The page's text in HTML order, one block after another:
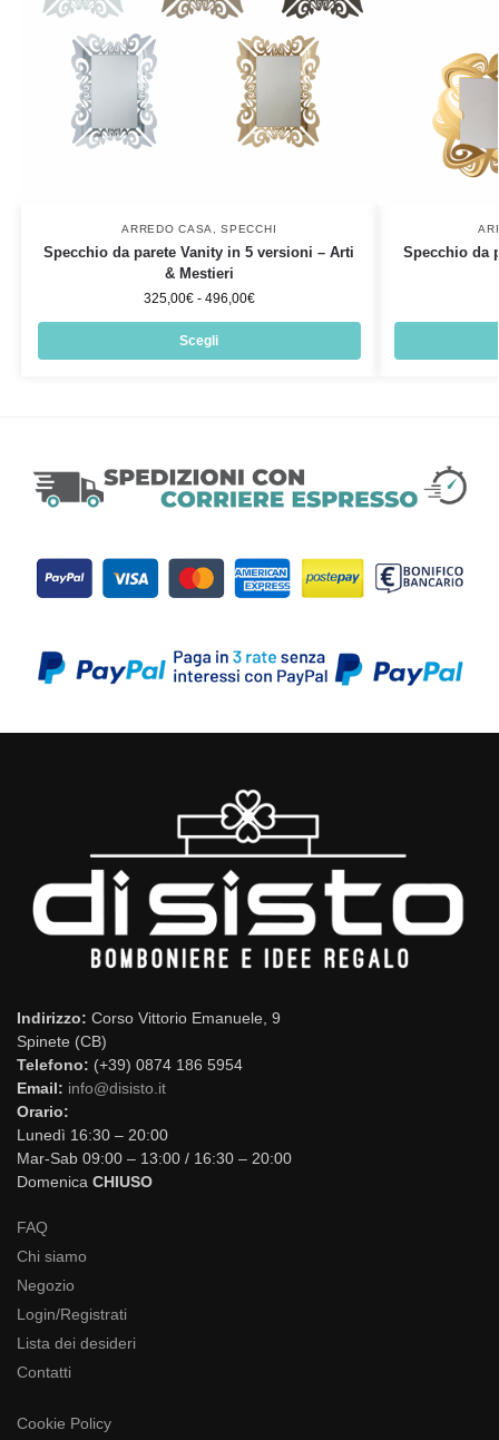
ARREDO CASA ,SPECCHI
Specchio da parete Vanity in 5 versioni – Arti
& Mestieri
325,00€ - 496,00€
Scegli
Specchio da
Indirizzo: Corso Vittorio Emanuele, 9
Spinete (CB)
Telefono: (+39) 0874 186 5954
Email: info@disisto.it
Orario:
Lunedì 16:30 – 20:00
Mar-Sab 09:00 – 13:00 / 16:30 – 20:00
Domenica CHIUSO
FAQ
Chi siamo
Negozio
Login/Registrati
Lista dei desideri
Contatti
Cookie Policy